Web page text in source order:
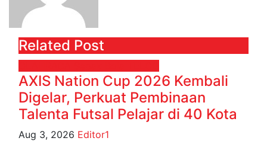
Related Post
AXIS Nation Cup 2026 Kembali
Digelar, Perkuat Pembinaan
Talenta Futsal Pelajar di 40 Kota
Aug 3, 2026 Editor1